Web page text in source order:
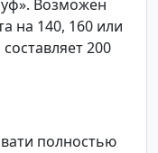
Возможен
на 140, 160 или
200
полностью